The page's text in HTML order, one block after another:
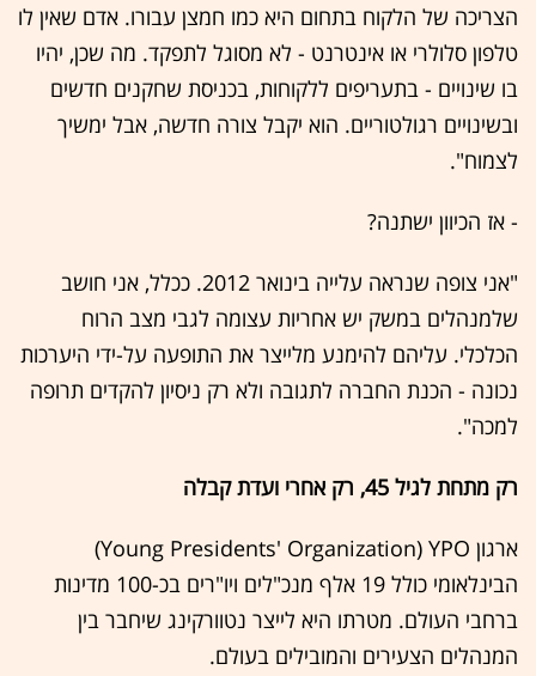
הצריכה של הלקוח בתחום היא כמו חמצן עבורו. אדם שאין לו
טלפון סלולרי או אינטרנט - לא מסוגל לתפקד. מה שכן, יהיו
בו שינויים - בתעריפים ללקוחות, בכניסת שחקנים חדשים
ובשינויים רגולטוריים. הוא יקבל צורה חדשה, אבל ימשיך
לצמוח".
- אז הכיוון ישתנה?
"אני צופה שנראה עלייה בינואר 2012. ככלל, אני חושב
שלמנהלים במשק יש אחריות עצומה לגבי מצב הרוח
הכלכלי. עליהם להימנע מלייצר את התופעה על-ידי היערכות
נכונה - הכנת החברה לתגובה ולא רק ניסיון להקדים תרופה
למכה".
רק מתחת לגיל 45, רק אחרי ועדת קבלה
ארגון Young Presidents' Organization) YPO)
הבינלאומי כולל 19 אלף מנכ"לים ויו"רים בכ-100 מדינות
ברחבי העולם. מטרתו היא לייצר נטוורקינג שיחבר בין
המנהלים הצעירים והמובילים בעולם.